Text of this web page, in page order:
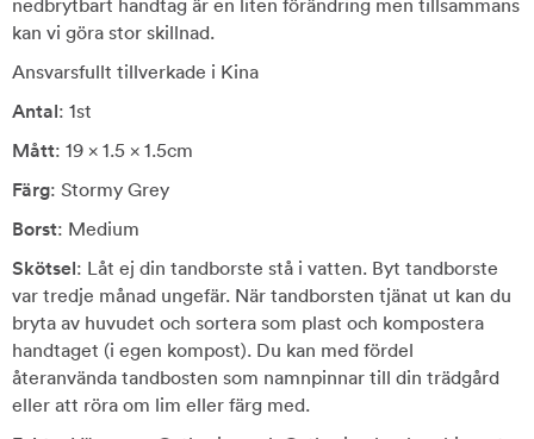
nedbrytbart handtag är en liten förändring men tillsammans
kan vi göra stor skillnad.
Ansvarsfullt tillverkade i Kina
Antal: 1st
Mått: 19 x 1.5 x 1.5cm
Färg: Stormy Grey
Borst: Medium
Skötsel: Låt ej din tandborste stå i vatten. Byt tandborste
var tredje månad ungefär. När tandborsten tjänat ut kan du
bryta av huvudet och sortera som plast och kompostera
handtaget (i egen kompost). Du kan med fördel
återanvända tandbosten som namnpinnar till din trädgård
eller att röra om lim eller färg med.